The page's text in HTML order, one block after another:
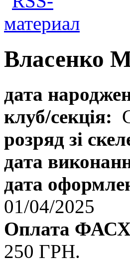
Власенко
дата
клуб/секція:
розряд зі
дата
дата
01/04/2025
Оплата
250 ГРН.